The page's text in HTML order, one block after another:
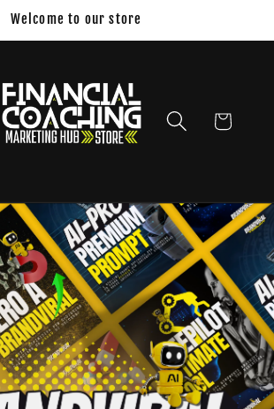
Welcome to our store
Carrello